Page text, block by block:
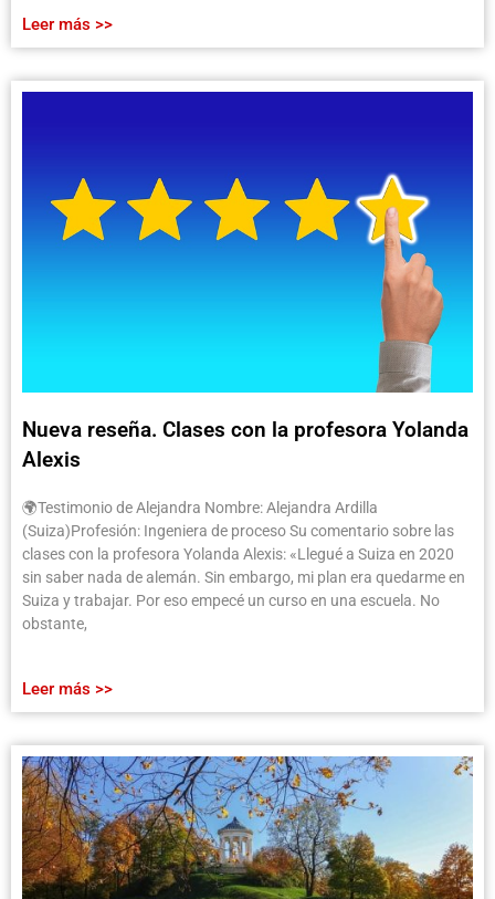
Leer más >>
Nueva reseña. Clases con la profesora Yolanda
Alexis
🌍Testimonio de Alejandra Nombre: Alejandra Ardilla
(Suiza)Profesión: Ingeniera de proceso Su comentario sobre las
clases con la profesora Yolanda Alexis: «Llegué a Suiza en 2020
sin saber nada de alemán. Sin embargo, mi plan era quedarme en
Suiza y trabajar. Por eso empecé un curso en una escuela. No
obstante,
Leer más >>